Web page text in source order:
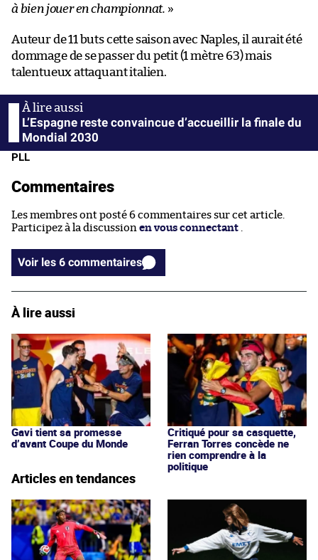
à bien jouer en championnat. »
Auteur de 11 buts cette saison avec Naples, il aurait été
dommage de se passer du petit (1 mètre 63) mais
talentueux attaquant italien.
L’Espagne reste convaincue d’accueillir la finale du
Mondial 2030
PLL
Commentaires
Les membres ont posté 6 commentaires sur cet article.
Participez à la discussion en vous connectant .
Voir les 6 commentaires
À lire aussi
Gavi tient sa promesse
d’avant Coupe du Monde
Critiqué pour sa casquette,
Ferran Torres concède ne
rien comprendre à la
politique
Articles en tendances